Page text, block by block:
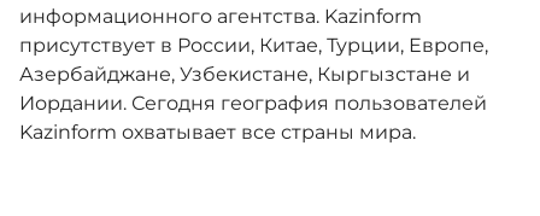
информационного агентства. Kazinform
присутствует в России, Китае, Турции, Европе,
Азербайджане, Узбекистане, Кыргызстане и
Иордании. Сегодня география пользователей
Kazinform охватывает все страны мира.